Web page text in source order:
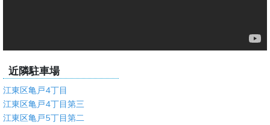
近隣駐車場
江東区亀戸4丁目
江東区亀戸4丁目第三
江東区亀戸5丁目第二